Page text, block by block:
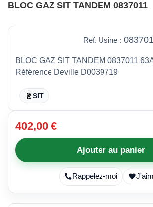
BLOC GAZ SIT TANDEM 0837011
Ref. Usine :
BLOC GAZ SIT TANDEM 0837011
Référence Deville D0039719
SIT
402,00 €
Ajouter au panier
Rappelez-moi